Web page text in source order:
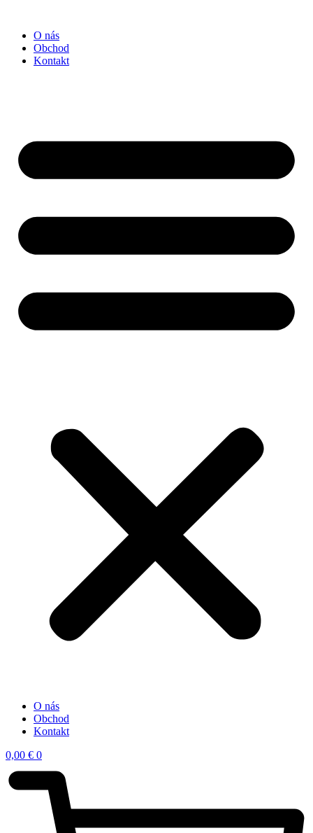
obsah
O nás
Obchod
Kontakt
O nás
Obchod
Kontakt
0,00 € 0